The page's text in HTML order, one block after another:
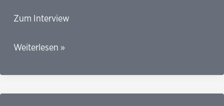
Zum Interview
DLF:
Kommission.
Piechotta
Weiterlesen »